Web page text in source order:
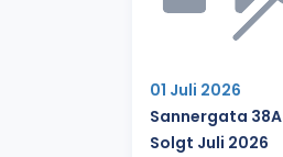
01 Juli 2026
Sannergata 38A
Solgt Juli 2026